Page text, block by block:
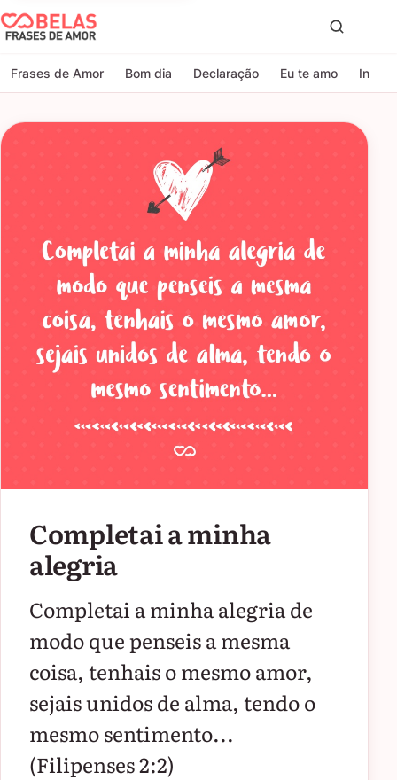
Belas Frases de Amor
Frases de Amor Bom dia Declaração Eu te amo
Completai a minha
alegria
Completai a minha alegria de
modo que penseis a mesma
coisa, tenhais o mesmo amor,
sejais unidos de alma, tendo o
mesmo sentimento...
(Filipenses 2:2)